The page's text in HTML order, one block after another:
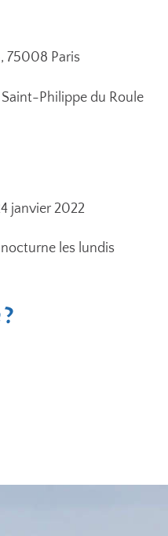
75008 Paris
Saint-Philippe du Roule
janvier 2022
nocturne les lundis